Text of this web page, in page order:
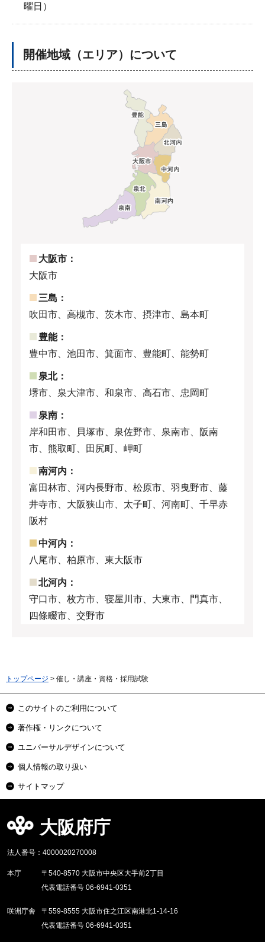
曜日）
開催地域（エリア）について
大阪市：
大阪市
三島：
吹田市、高槻市、茨木市、摂津市、島本町
豊能：
豊中市、池田市、箕面市、豊能町、能勢町
泉北：
堺市、泉大津市、和泉市、高石市、忠岡町
泉南：
岸和田市、貝塚市、泉佐野市、泉南市、阪南
市、熊取町、田尻町、岬町
南河内：
富田林市、河内長野市、松原市、羽曳野市、藤
井寺市、大阪狭山市、太子町、河南町、千早赤
阪村
中河内：
八尾市、柏原市、東大阪市
北河内：
守口市、枚方市、寝屋川市、大東市、門真市、
四條畷市、交野市
トップページ > 催し・講座・資格・採用試験
このサイトのご利用について
著作権・リンクについて
ユニバーサルデザインについて
個人情報の取り扱い
サイトマップ
大阪府庁
法人番号：4000020270008
本庁
〒540-8570 大阪市中央区大手前2丁目
代表電話番号 06-6941-0351
咲洲庁舎
〒559-8555 大阪市住之江区南港北1-14-16
代表電話番号 06-6941-0351